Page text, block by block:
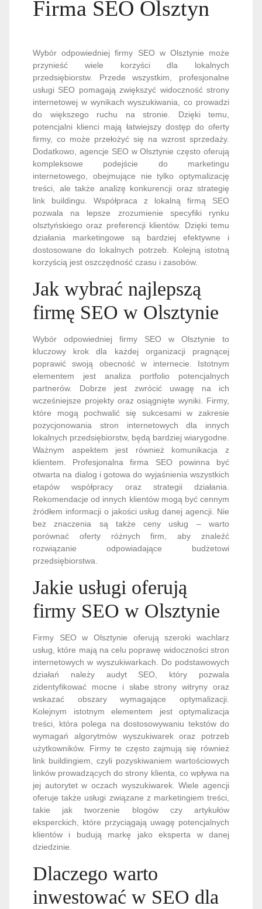
Firma SEO Olsztyn
Wybór odpowiedniej firmy SEO w Olsztynie może
przynieść wiele korzyści dla lokalnych
przedsiębiorstw. Przede wszystkim, profesjonalne
usługi SEO pomagają zwiększyć widoczność strony
internetowej w wynikach wyszukiwania, co prowadzi
do większego ruchu na stronie. Dzięki temu,
potencjalni klienci mają łatwiejszy dostęp do oferty
firmy, co może przełożyć się na wzrost sprzedaży.
Dodatkowo, agencje SEO w Olsztynie często oferują
kompleksowe podejście do marketingu
internetowego, obejmujące nie tylko optymalizację
treści, ale także analizę konkurencji oraz strategię
link buildingu. Współpraca z lokalną firmą SEO
pozwala na lepsze zrozumienie specyfiki rynku
olsztyńskiego oraz preferencji klientów. Dzięki temu
działania marketingowe są bardziej efektywne i
dostosowane do lokalnych potrzeb. Kolejną istotną
korzyścią jest oszczędność czasu i zasobów.
Jak wybrać najlepszą
firmę SEO w Olsztynie
Wybór odpowiedniej firmy SEO w Olsztynie to
kluczowy krok dla każdej organizacji pragnącej
poprawić swoją obecność w internecie. Istotnym
elementem jest analiza portfolio potencjalnych
partnerów. Dobrze jest zwrócić uwagę na ich
wcześniejsze projekty oraz osiągnięte wyniki. Firmy,
które mogą pochwalić się sukcesami w zakresie
pozycjonowania stron internetowych dla innych
lokalnych przedsiębiorstw, będą bardziej wiarygodne.
Ważnym aspektem jest również komunikacja z
klientem. Profesjonalna firma SEO powinna być
otwarta na dialog i gotowa do wyjaśnienia wszystkich
etapów współpracy oraz strategii działania.
Rekomendacje od innych klientów mogą być cennym
źródłem informacji o jakości usług danej agencji. Nie
bez znaczenia są także ceny usług – warto
porównać oferty różnych firm, aby znaleźć
rozwiązanie odpowiadające budżetowi
przedsiębiorstwa.
Jakie usługi oferują
firmy SEO w Olsztynie
Firmy SEO w Olsztynie oferują szeroki wachlarz
usług, które mają na celu poprawę widoczności stron
internetowych w wyszukiwarkach. Do podstawowych
działań należy audyt SEO, który pozwala
zidentyfikować mocne i słabe strony witryny oraz
wskazać obszary wymagające optymalizacji.
Kolejnym istotnym elementem jest optymalizacja
treści, która polega na dostosowywaniu tekstów do
wymagań algorytmów wyszukiwarek oraz potrzeb
użytkowników. Firmy te często zajmują się również
link buildingiem, czyli pozyskiwaniem wartościowych
linków prowadzących do strony klienta, co wpływa na
jej autorytet w oczach wyszukiwarek. Wiele agencji
oferuje także usługi związane z marketingiem treści,
takie jak tworzenie blogów czy artykułów
eksperckich, które przyciągają uwagę potencjalnych
klientów i budują markę jako eksperta w danej
dziedzinie.
Dlaczego warto
inwestować w SEO dla